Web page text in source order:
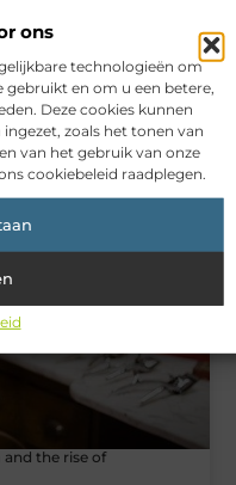
ons
technologieën om
gebruikt en om u een betere,
Deze cookies kunnen
zoals het tonen van
van het gebruik van onze
cookiebeleid raadplegen.
die u mogelijk
the rise of